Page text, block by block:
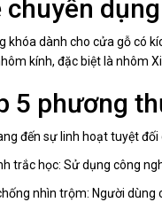
chuyên
khóa dành cho cửa gỗ có
kính, đặc biệt là nhôm
5 phương
đến sự linh hoạt tuyệt
trắc học: Sử dụng công
nhìn trộm: Người